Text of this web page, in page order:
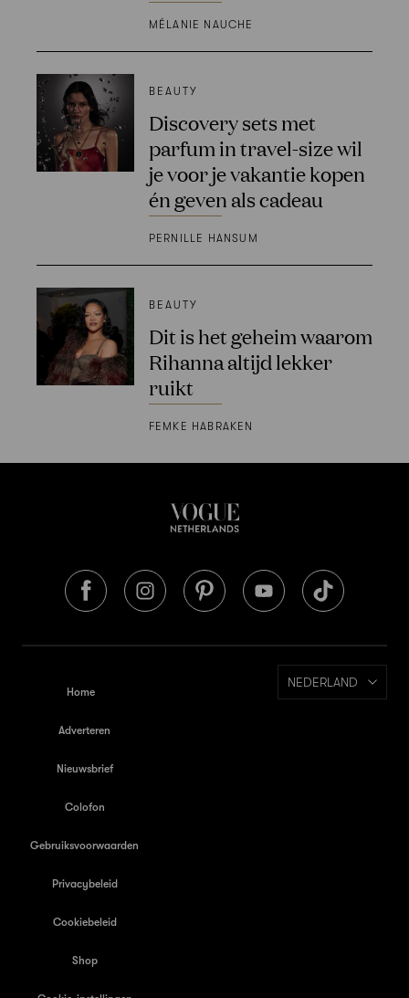
MÉLANIE NAUCHE
BEAUTY
Discovery sets met
parfum in travel-size wil
je voor je vakantie kopen
én geven als cadeau
PERNILLE HANSUM
BEAUTY
Dit is het geheim waarom
Rihanna altijd lekker
ruikt
FEMKE HABRAKEN
Home
Adverteren
Nieuwsbrief
Colofon
Gebruiksvoorwaarden
Privacybeleid
Cookiebeleid
Shop
NEDERLAND